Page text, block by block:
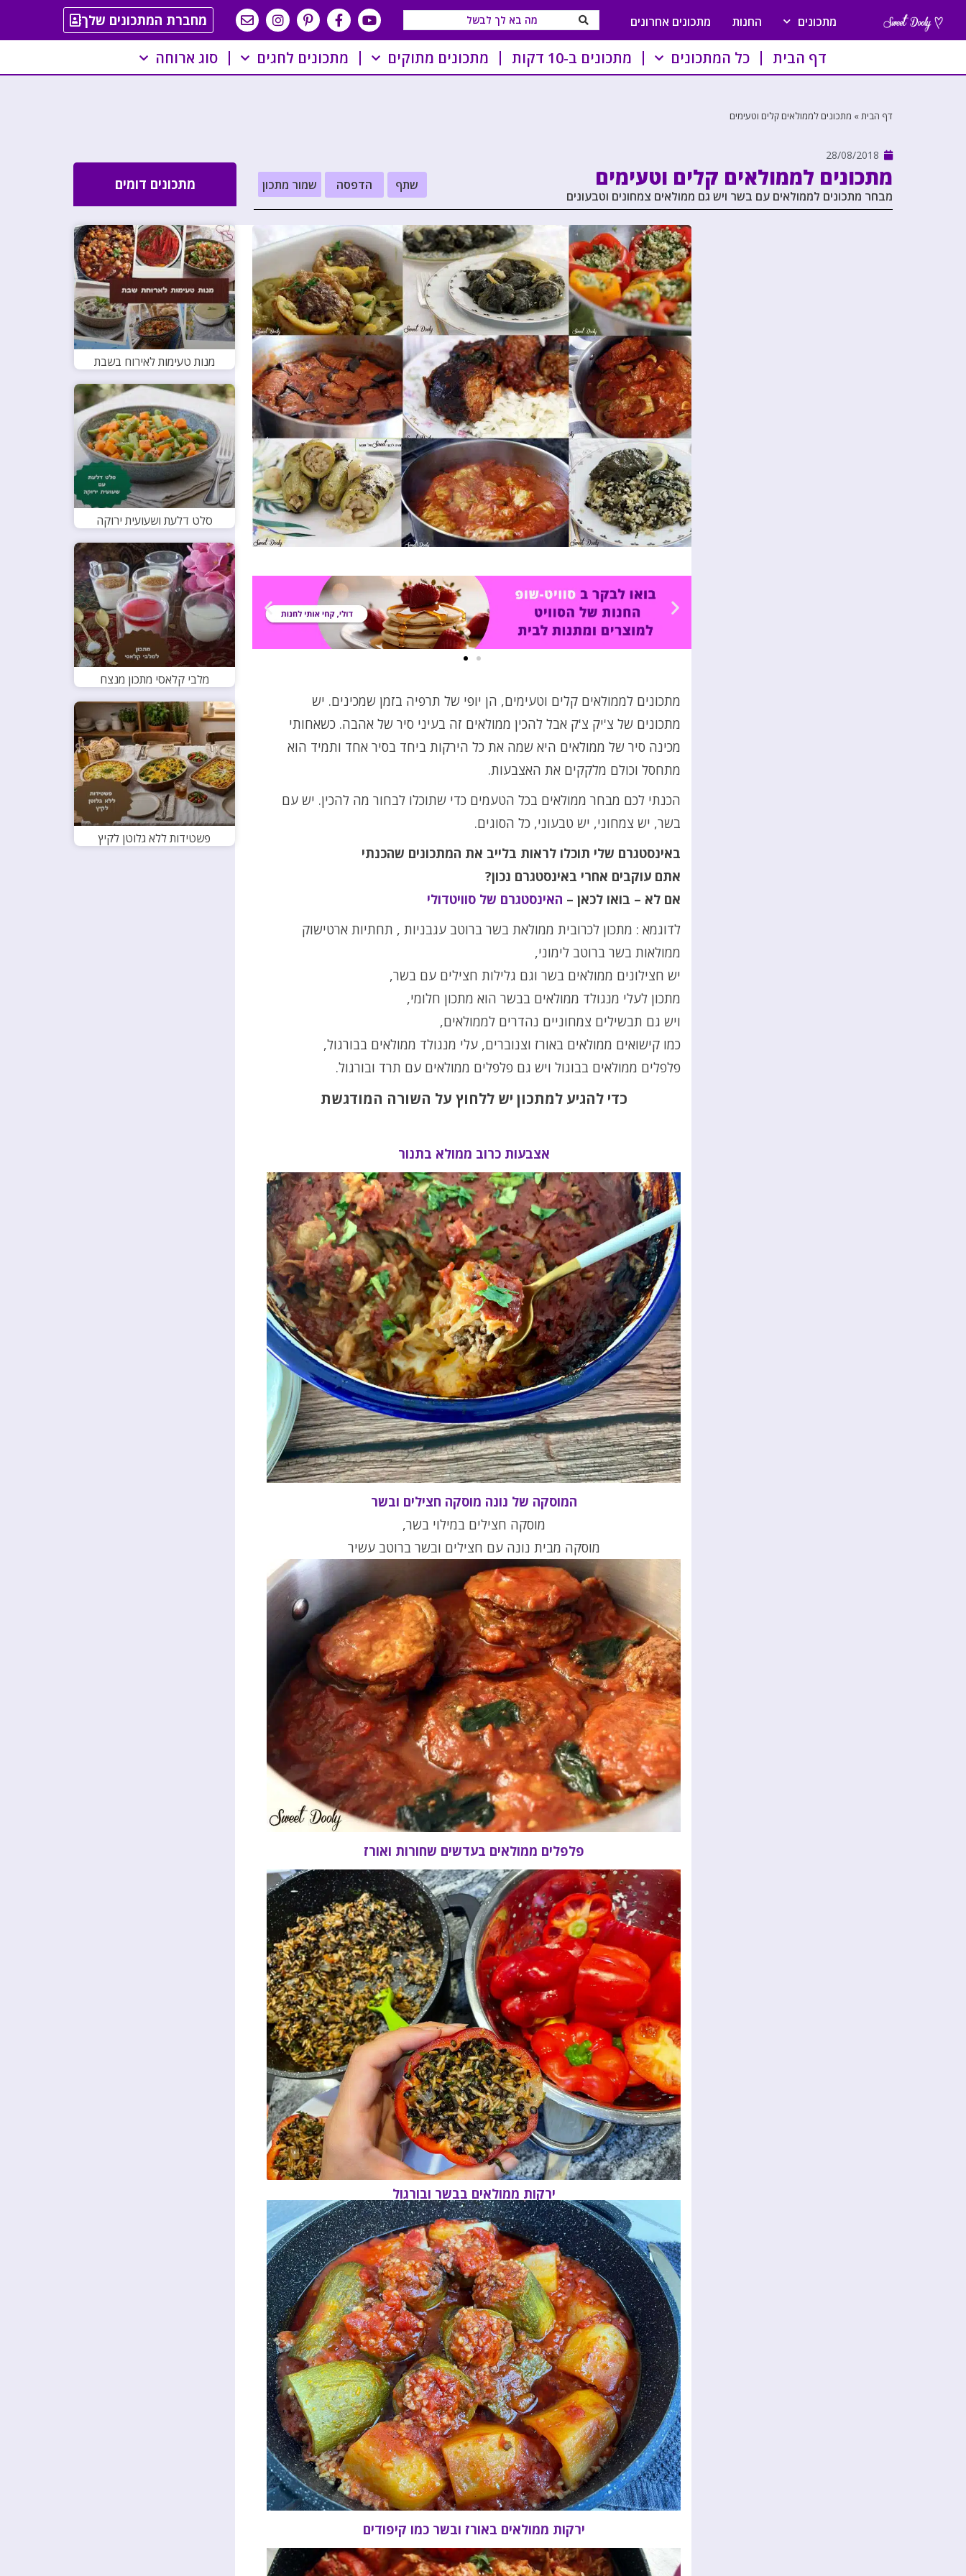
מתכונים החנות מתכונים אחרונים מחברת המתכונים שלך
דף הבית כל המתכונים מתכונים ב-10 דקות מתכונים מתוקים מתכונים לחגים סוג ארוחה
דף הבית» מתכונים לממולאים קלים וטעימים
28/08/2018
מתכונים לממולאים קלים וטעימים
מבחר מתכונים לממולאים עם בשר ויש גם ממולאים צמחונים וטבעונים
שתף הדפסה שמור מתכון מתכונים דומים
מתכונים לממולאים קלים וטעימים, הן יופי של תרפיה בזמן שמכינים. יש
מתכונים של צ'יק צ'ק אבל להכין ממולאים זה בעיני סיר של אהבה. כשאחותי
מכינה סיר של ממולאים היא שמה את כל הירקות ביחד בסיר אחד ותמיד הוא
מתחסל וכולם מלקקים את האצבעות.
הכנתי לכם מבחר ממולאים בכל הטעמים כדי שתוכלו לבחור מה להכין. יש עם
בשר, יש צמחוני, יש טבעוני, כל הסוגים.
באינסטגרם שלי תוכלו לראות בלייב את המתכונים שהכנתי
אתם עוקבים אחרי באינסטגרם נכון?
אם לא – בואו לכאן – האינסטגרם של סוויטדולי
לדוגמא : מתכון לכרובית ממולאת בשר ברוטב עגבניות , תחתיות ארטישוק
ממולאות בשר ברוטב לימוני,
יש חצילונים ממולאים בשר וגם גלילות חצילים עם בשר,
מתכון לעלי מנגולד ממולאים בבשר הוא מתכון חלומי,
ויש גם תבשילים צמחוניים נהדרים לממולאים,
כמו קישואים ממולאים באורז וצנוברים, עלי מנגולד ממולאים בבורגול,
פלפלים ממולאים בבוגול ויש גם פלפלים ממולאים עם תרד ובורגול.
כדי להגיע למתכון יש ללחוץ על השורה המודגשת
אצבעות כרוב ממולא בתנור
המוסקה של נונה מוסקה חצילים ובשר
מוסקה חצילים במילוי בשר,
מוסקה מבית נונה עם חצילים ובשר ברוטב עשיר
פלפלים ממולאים בעדשים שחורות ואורז
ירקות ממולאים בבשר ובורגול
ירקות ממולאים באורז ובשר כמו קיפודים
מנות טעימות לאירוח בשבת
סלט דלעת ושעועית ירוקה
מלבי קלאסי מתכון מנצח
פשטידות ללא גלוטן לקיץ